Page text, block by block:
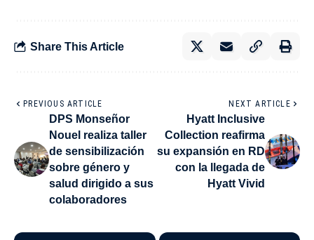
Share This Article
PREVIOUS ARTICLE
DPS Monseñor
Nouel realiza taller
de sensibilización
sobre género y
salud dirigido a sus
colaboradores
NEXT ARTICLE
Hyatt Inclusive
Collection reafirma
su expansión en RD
con la llegada de
Hyatt Vivid